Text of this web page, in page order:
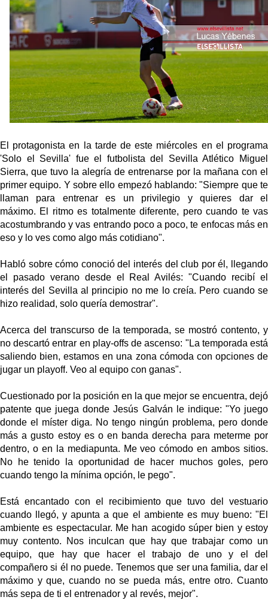
El Sevilla oficializa el traspaso de Sow
Miguel Sierra: La temporada pasada se vio
reflejado que podemos tirar para delante y
trabajamos con ilusión
Diomande ya es madridista mientras Rodri agita el
mercado
OFICIAL | Juanlu se marcha al Bournemouth
El protagonista en la tarde de este miércoles en el programa
'Solo el Sevilla' fue el futbolista del Sevilla Atlético Miguel
Sierra, que tuvo la alegría de entrenarse por la mañana con el
primer equipo. Y sobre ello empezó hablando:"Siempre que te
llaman para entrenar es un privilegio y quieres dar el
máximo. El ritmo es totalmente diferente, pero cuando te vas
acostumbrando y vas entrando poco a poco, te enfocas más en
eso y lo ves como algo más cotidiano".
Habló sobre cómo conoció del interés del club por él, llegando
el pasado verano desde el Real Avilés:"Cuando recibí el
interés del Sevilla al principio no me lo creía. Pero cuando se
hizo realidad, solo quería demostrar".
Acerca del transcurso de la temporada, se mostró contento, y
no descartó entrar en play-offs de ascenso: " La temporada está
saliendo bien, estamos en una zona cómoda con opciones de
jugar un playoff. Veo al equipo con ganas".
Cuestionado por la posición en la que mejor se encuentra, dejó
patente que juega donde Jesús Galván le indique: "Yo juego
donde el míster diga. No tengo ningún problema, pero donde
más a gusto estoy es o en banda derecha para meterme por
dentro, o en la mediapunta. Me veo cómodo en ambos sitios.
No he tenido la oportunidad de hacer muchos goles, pero
cuando tengo la mínima opción, le pego".
Está encantado con el recibimiento que tuvo del vestuario
cuando llegó, y apunta a que el ambiente es muy bueno: "El
ambiente es espectacular. Me han acogido súper bien y estoy
muy contento.
Nos inculcan que hay que trabajar como un
equipo, que hay que hacer el trabajo de uno y el del
compañero si él no puede. Tenemos que ser una familia, dar el
máximo y que, cuando no se pueda más, entre otro. Cuanto
más sepa de ti el entrenador y al revés, mejor".